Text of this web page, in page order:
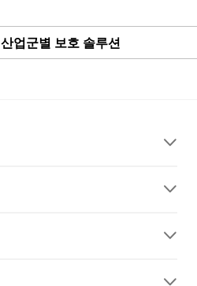
산업군별 보호 솔루션